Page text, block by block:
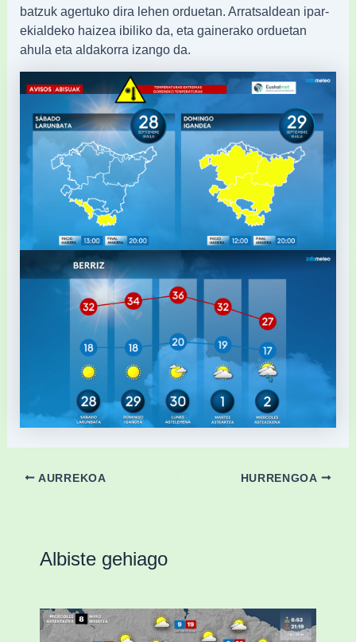
batzuk agertuko dira lehen orduetan. Arratsaldean ipar-
ekialdeko haizea ibiliko da, eta gainerako orduetan
ahula eta aldakorra izango da.
AURREKOA HURRENGOA
Albiste gehiago